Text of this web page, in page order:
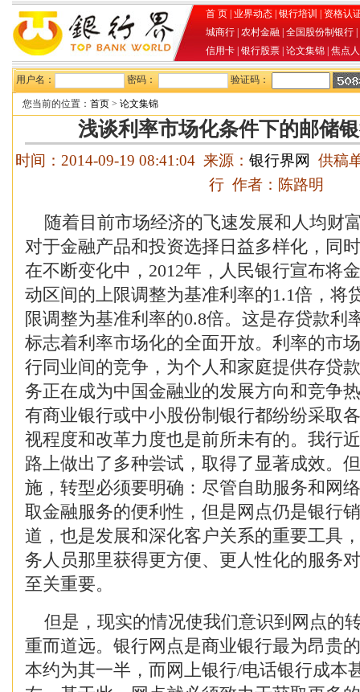
首 页 业界动态 银行培训
资格认
城商行 农村金融 全国股份制银行
信用卡 银行股票 论文集锦 焦点
用户名： 密码： 验证码：
您当前的位置： 首页 > 论文集锦
浅谈利率市场化条件下的邮储
时间：2014-09-19 08:41:04 来源： 银行界网
供稿
行 作者：陈路明
随着目前市场经济的飞速发展和人均财
对于金融产品和投资选择日益多样化，同
在不断变化中，2012年，人民银行宣布将
动区间的上限调整为基准利率的1.1倍，将
限调整为基准利率的0.8倍。这是存贷款利
标志着利率市场化的全面开放。利率的市
行同业间的竞争，为个人和家庭提供存贷
务正在成为中国金融业的发展方向和竞争
有商业银行或中小股份制银行都纷纷采取
视程度和改革力度也是前所未有的。我行
路上做出了多种尝试，取得了显著成效。
施，转型必须要明确：尽管自助服务和网
取金融服务的便利性，但是网点仍是银行
道，也是发展和深化客户关系的重要工具
务人员那里获得更方便、更人性化的服务
至关重要。
但是，现实的情况使我们意识到网点的
重而道远。银行网点是商业银行最为昂贵
本约为其一半，而网上银行/电话银行成本